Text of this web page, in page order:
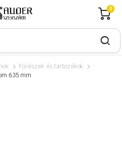
0
Fűrészek és tartozékok
635 mm